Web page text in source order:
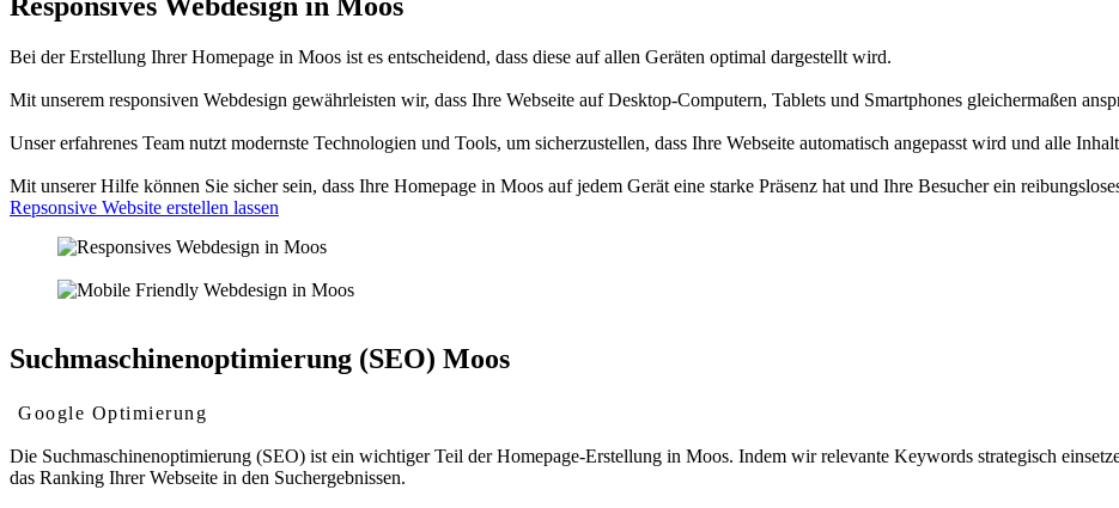
Bei der Erstellung Ihrer Homepage in Moos ist es entscheidend, dass diese auf allen Geräten optimal dargestellt wird.
Mit unserem responsiven Webdesign gewährleisten wir, dass Ihre Webseite auf Desktop-Computern, Tablets und Smartphones gleichermaßen
Unser erfahrenes Team nutzt modernste Technologien und Tools, um sicherzustellen, dass Ihre Webseite automatisch angepasst wird und alle
Mit unserer Hilfe können Sie sicher sein, dass Ihre Homepage in Moos auf jedem Gerät eine starke Präsenz hat und Ihre Besucher ein
Repsonsive Website erstellen lassen
Suchmaschinenoptimierung (SEO) Moos
Google Optimierung
Die Suchmaschinenoptimierung (SEO) ist ein wichtiger Teil der Homepage-Erstellung in Moos. Indem wir relevante Keywords strategisch
das Ranking Ihrer Webseite in den Suchergebnissen.